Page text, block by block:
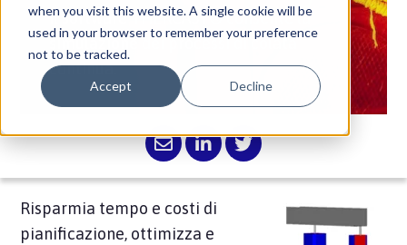
when you visit this website. A single cookie will be
used in your browser to remember your preference
not to be tracked.
Accept Decline
Il software THERCAST® consente la
simulazione dei processi di colata
continua.
Risparmia tempo e costi di
pianificazione, ottimizza e